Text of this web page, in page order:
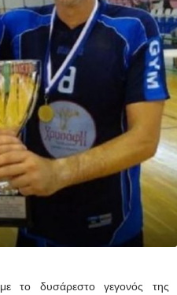
το δυσάρεστο γεγονός της